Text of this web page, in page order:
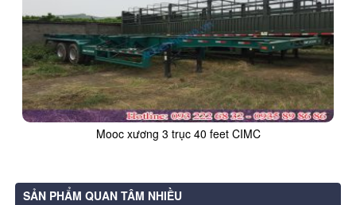
Mooc xương 3 trục 40 feet CIMC
SẢN PHẨM QUAN TÂM NHIỀU